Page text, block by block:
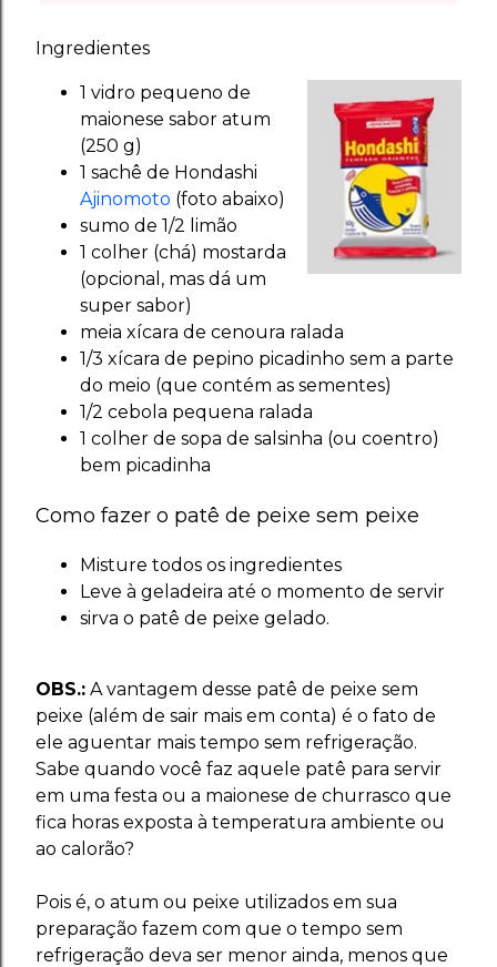
Ingredientes
1 vidro pequeno de
maionese sabor atum
(250 g)
1 sachê de Hondashi
Ajinomoto (foto abaixo)
sumo de 1/2 limão
1 colher (chá) mostarda
(opcional, mas dá um
super sabor)
meia xícara de cenoura ralada
1/3 xícara de pepino picadinho sem a parte
do meio (que contém as sementes)
1/2 cebola pequena ralada
1 colher de sopa de salsinha (ou coentro)
bem picadinha
Como fazer o patê de peixe sem peixe
Misture todos os ingredientes
Leve à geladeira até o momento de servir
sirva o patê de peixe gelado.
OBS.: A vantagem desse patê de peixe sem
peixe (além de sair mais em conta) é o fato de
ele aguentar mais tempo sem refrigeração.
Sabe quando você faz aquele patê para servir
em uma festa ou a maionese de churrasco que
fica horas exposta à temperatura ambiente ou
ao calorão?
Pois é, o atum ou peixe utilizados em sua
preparação fazem com que o tempo sem
refrigeração deva ser menor ainda, menos que